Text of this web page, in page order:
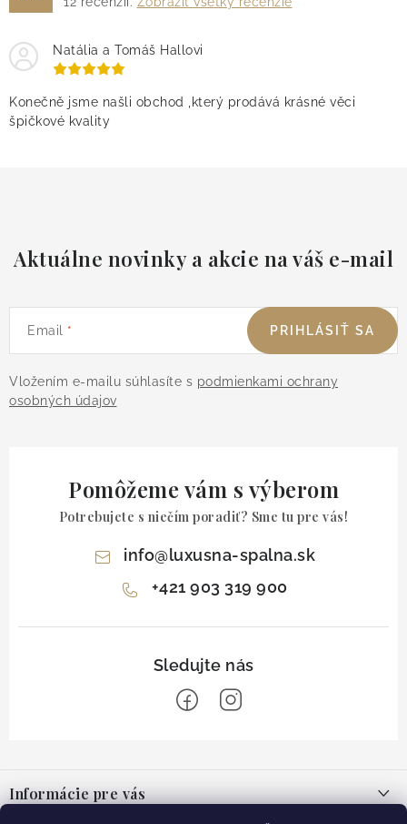
Natália a Tomáš Hallovi
Konečně jsme našli obchod ,který prodává krásné věci
špičkové kvality
Aktuálne novinky a akcie na váš e-mail
Email
Vložením e-mailu súhlasíte s podmienkami ochrany
osobných údajov
PRIHLÁSIŤ SA
Pomôžeme vám s výberom
Potrebujete s niečím poradiť? Sme tu pre vás!
info@luxusna-spalna.sk
+421 903 319 900
pInformácie pre vás